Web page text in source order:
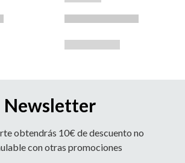
Newsletter
obtendrás 10€ de descuento no
con otras promociones